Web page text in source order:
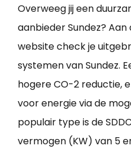
Overweeg jij een
aanbieder Sundez?
website check je
systemen van Sundez.
hogere CO-2 reductie,
voor energie via de
populair type is de
vermogen (KW) van 5